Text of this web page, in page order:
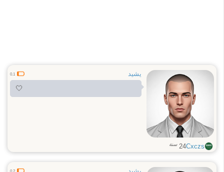
يشيد 0.1
🤍
Cxczs
24 سنة
0.2